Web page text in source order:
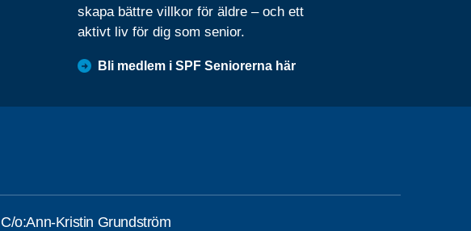
skapa bättre villkor för äldre – och ett
aktivt liv för dig som senior.
Bli medlem i SPF Seniorerna här
C/o:Ann-Kristin Grundström